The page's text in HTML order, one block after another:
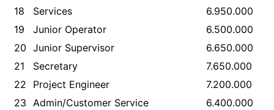
18
Services
6.950.000
19
Junior Operator
6.500.000
20 Junior Supervisor
6.650.000
21
Secretary
7.650.000
22
Project Engineer
7.200.000
23 Admin/Customer Service
6.400.000